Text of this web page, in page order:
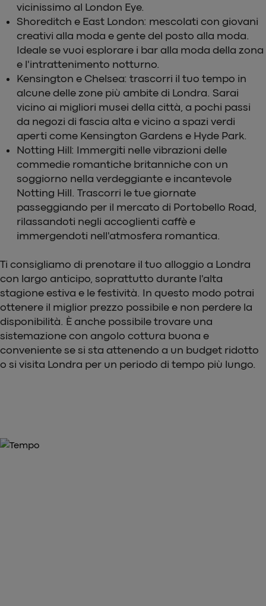
vicinissimo al London Eye.
Shoreditch e East London: mescolati con giovani
creativi alla moda e gente del posto alla moda.
Ideale se vuoi esplorare i bar alla moda della zona
e l'intrattenimento notturno.
Kensington e Chelsea: trascorri il tuo tempo in
alcune delle zone più ambite di Londra. Sarai
vicino ai migliori musei della città, a pochi passi
da negozi di fascia alta e vicino a spazi verdi
aperti come Kensington Gardens e Hyde Park.
Notting Hill: Immergiti nelle vibrazioni delle
commedie romantiche britanniche con un
soggiorno nella verdeggiante e incantevole
Notting Hill. Trascorri le tue giornate
passeggiando per il mercato di Portobello Road,
rilassandoti negli accoglienti caffè e
immergendoti nell'atmosfera romantica.
Ti consigliamo di prenotare il tuo alloggio a Londra
con largo anticipo, soprattutto durante l'alta
stagione estiva e le festività. In questo modo potrai
ottenere il miglior prezzo possibile e non perdere la
disponibilità. È anche possibile trovare una
sistemazione con angolo cottura buona e
conveniente se si sta attenendo a un budget ridotto
o si visita Londra per un periodo di tempo più lungo.